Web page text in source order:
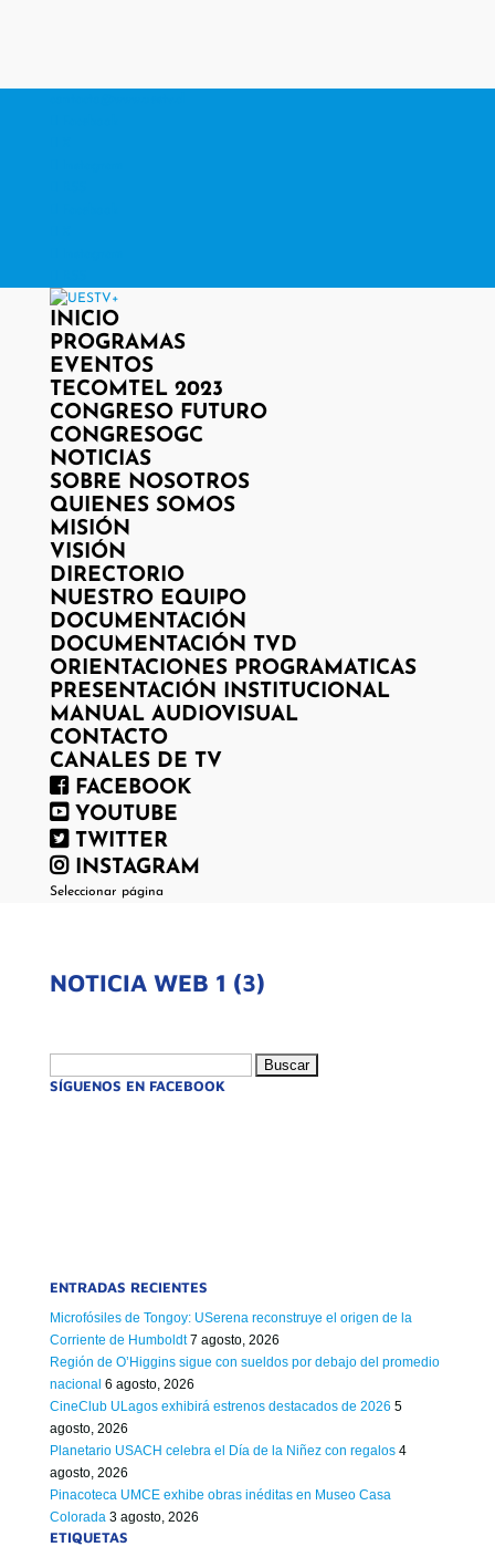
INICIO
PROGRAMAS
EVENTOS
TECOMTEL 2023
CONGRESO FUTURO
CONGRESOGC
NOTICIAS
SOBRE NOSOTROS
QUIENES SOMOS
MISIÓN
VISIÓN
DIRECTORIO
NUESTRO EQUIPO
DOCUMENTACIÓN
DOCUMENTACIÓN TVD
ORIENTACIONES PROGRAMATICAS
PRESENTACIÓN INSTITUCIONAL
MANUAL AUDIOVISUAL
CONTACTO
CANALES DE TV
FACEBOOK
YOUTUBE
TWITTER
INSTAGRAM
Seleccionar página
NOTICIA WEB 1 (3)
SÍGUENOS EN FACEBOOK
ENTRADAS RECIENTES
Microfósiles de Tongoy: USerena reconstruye el origen de la
Corriente de Humboldt 7 agosto, 2026
Región de O’Higgins sigue con sueldos por debajo del promedio
nacional 6 agosto, 2026
CineClub ULagos exhibirá estrenos destacados de 2026 5
agosto, 2026
Planetario USACH celebra el Día de la Niñez con regalos 4
agosto, 2026
Pinacoteca UMCE exhibe obras inéditas en Museo Casa
Colorada 3 agosto, 2026
ETIQUETAS